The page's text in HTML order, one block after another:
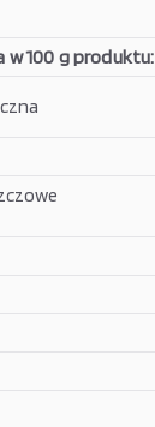
w 100 g produktu: